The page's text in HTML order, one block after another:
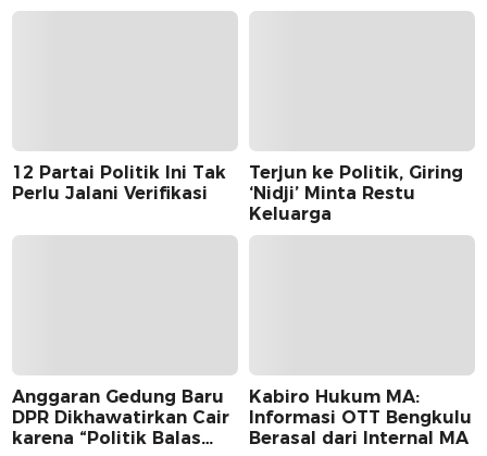
12 Partai Politik Ini Tak
Perlu Jalani Verifikasi
Terjun ke Politik, Giring
‘Nidji’ Minta Restu
Keluarga
Anggaran Gedung Baru
DPR Dikhawatirkan Cair
karena “Politik Balas
Kabiro Hukum MA:
Informasi OTT Bengkulu
Berasal dari Internal MA